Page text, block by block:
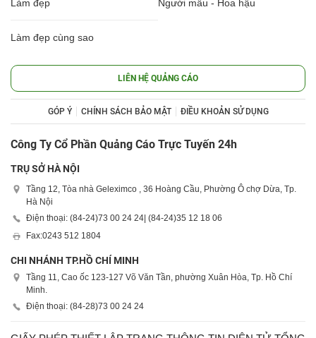
Làm đẹp Người mẫu - Hoa hậu
Làm đẹp cùng sao
LIÊN HỆ QUẢNG CÁO
GÓP Ý CHÍNH SÁCH BẢO MẬT ĐIỀU KHOẢN SỬ DỤNG
Công Ty Cổ Phần Quảng Cáo Trực Tuyến 24h
TRỤ SỞ HÀ NỘI
Tầng 12, Tòa nhà Geleximco , 36 Hoàng Cầu, Phường Ô chợ Dừa, Tp.
Hà Nội
Điện thoại: (84-24)73 00 24 24 | (84-24)35 12 18 06
Fax:0243 512 1804
CHI NHÁNH TP.HỒ CHÍ MINH
Tầng 11, Cao ốc 123-127 Võ Văn Tần, phường Xuân Hòa, Tp. Hồ Chí
Minh.
Điện thoại: (84-28)73 00 24 24